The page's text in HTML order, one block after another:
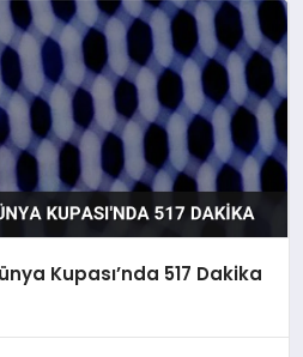
Kupası’nda 517 Dakika